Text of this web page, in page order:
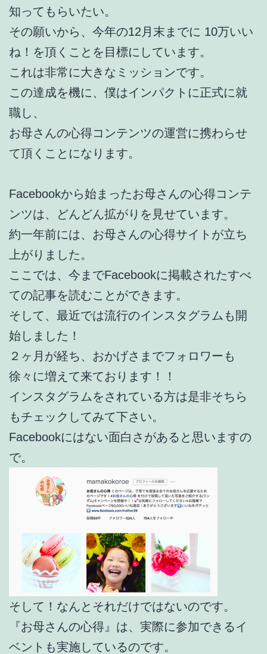
知ってもらいたい。
その願いから、今年の12月末までに 10万いい
ね！を頂くことを目標にしています。
これは非常に大きなミッションです。
この達成を機に、僕はインパクトに正式に就
職し、
お母さんの心得コンテンツの運営に携わらせ
て頂くことになります。
Facebookから始まったお母さんの心得コンテ
ンツは、どんどん拡がりを見せています。
約一年前には、お母さんの心得サイトが立ち
上がりました。
ここでは、今までFacebookに掲載されたすべ
ての記事を読むことができます。
そして、最近では流行のインスタグラムも開
始しました！
２ヶ月が経ち、おかげさまでフォロワーも
徐々に増えて来ております！！
インスタグラムをされている方は是非そちら
もチェックしてみて下さい。
Facebookにはない面白さがあると思いますの
で。
そして！なんとそれだけではないのです。
『お母さんの心得』は、実際に参加できるイ
ベントも実施しているのです。